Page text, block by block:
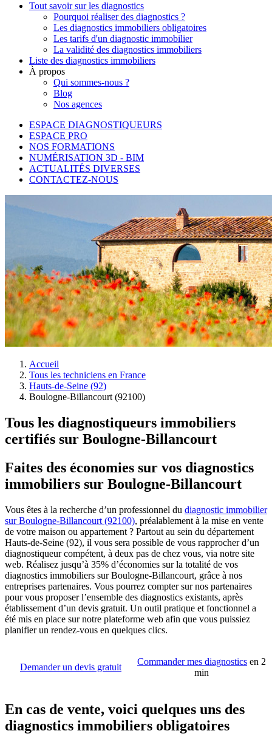
Tout savoir sur les diagnostics
Pourquoi réaliser des diagnostics ?
Les diagnostics immobiliers obligatoires
Les tarifs d'un diagnostic immobilier
La validité des diagnostics immobiliers
Liste des diagnostics immobiliers
À propos
Qui sommes-nous ?
Blog
Nos agences
ESPACE DIAGNOSTIQUEURS
ESPACE PRO
NOS FORMATIONS
NUMÉRISATION 3D - BIM
ACTUALITÉS DIVERSES
CONTACTEZ-NOUS
Accueil
Tous les techniciens en France
Hauts-de-Seine (92)
Boulogne-Billancourt (92100)
Tous les diagnostiqueurs immobiliers
certifiés sur Boulogne-Billancourt
Faites des économies sur vos diagnostics
immobiliers sur Boulogne-Billancourt
Vous êtes à la recherche d’un professionnel du diagnostic immobilier
sur Boulogne-Billancourt (92100), préalablement à la mise en vente
de votre maison ou appartement ? Partout au sein du département
Hauts-de-Seine (92), il vous sera possible de vous rapprocher d’un
diagnostiqueur compétent, à deux pas de chez vous, via notre site
web. Réalisez jusqu’à 35% d’économies sur la totalité de vos
diagnostics immobiliers sur Boulogne-Billancourt, grâce à nos
entreprises partenaires. Vous pourrez compter sur nos partenaires
pour vous proposer l’ensemble des diagnostics existants, après
établissement d’un devis gratuit. Un outil pratique et fonctionnel a
été mis en place sur notre plateforme web afin que vous puissiez
planifier un rendez-vous en quelques clics.
Demander un devis gratuit
Commander mes diagnostics en 2
min
En cas de vente, voici quelques uns des
diagnostics immobiliers obligatoires